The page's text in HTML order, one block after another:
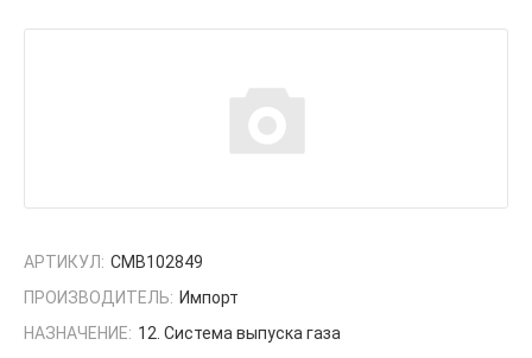
АРТИКУЛ: CMB102849
ПРОИЗВОДИТЕЛЬ: Импорт
НАЗНАЧЕНИЕ: 12. Система выпуска газа